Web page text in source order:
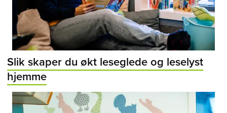
Slik skaper du økt leseglede og leselyst
hjemme